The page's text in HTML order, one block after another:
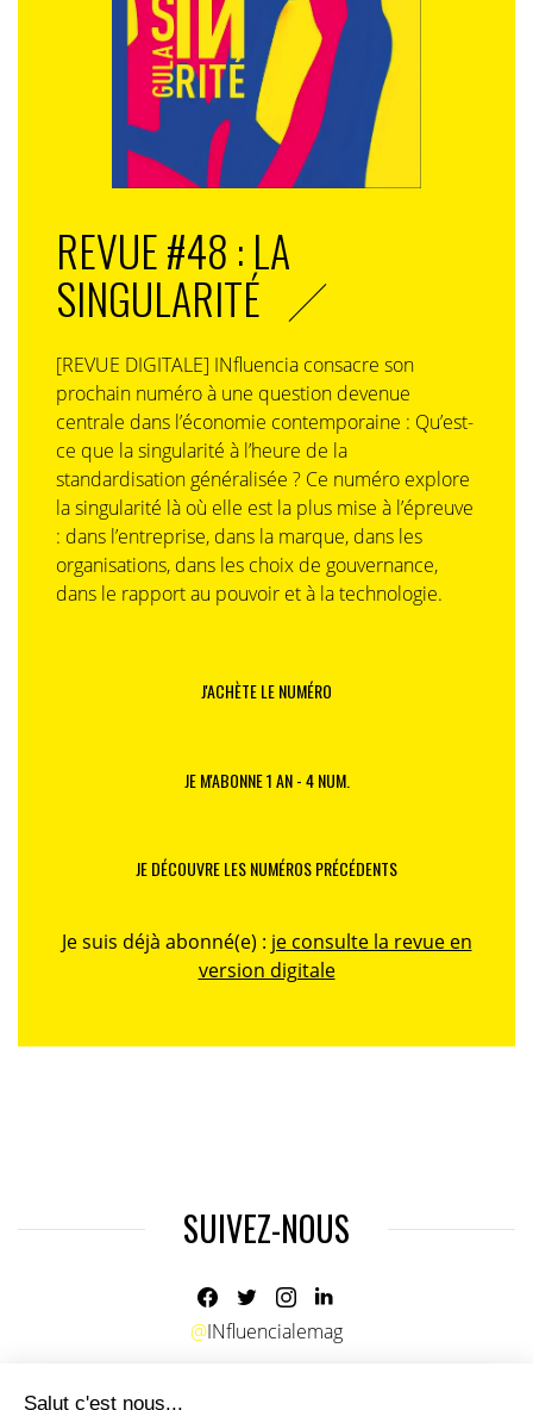
REVUE #48 : LA
SINGULARITÉ
[REVUE DIGITALE] INfluencia consacre son
prochain numéro à une question devenue
centrale dans l’économie contemporaine : Qu’est-
ce que la singularité à l’heure de la
standardisation généralisée ? Ce numéro explore
la singularité là où elle est la plus mise à l’épreuve
: dans l’entreprise, dans la marque, dans les
organisations, dans les choix de gouvernance,
dans le rapport au pouvoir et à la technologie.
J'ACHÈTE LE NUMÉRO
JE M'ABONNE 1 AN - 4 NUM.
JE DÉCOUVRE LES NUMÉROS PRÉCÉDENTS
Je suis déjà abonné(e) : je consulte la revue en
version digitale
SUIVEZ-NOUS
@INfluencialemag